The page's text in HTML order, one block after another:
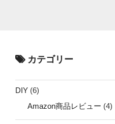
カテゴリー
DIY (6)
Amazon商品レビュー (4)